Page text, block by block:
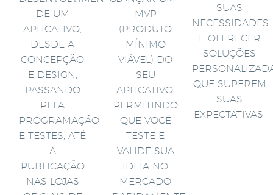
DE UM
APLICATIVO,
DESDE A
CONCEPÇÃO
E DESIGN,
PASSANDO
PELA
PROGRAMAÇÃO
E TESTES, ATÉ
A
PUBLICAÇÃO
NAS LOJAS
MVP
(PRODUTO
MÍNIMO
VIÁVEL) DO
SEU
APLICATIVO,
PERMITINDO
QUE VOCÊ
TESTE E
VALIDE SUA
IDEIA NO
MERCADO
SUAS
NECESSIDADES
E OFERECER
SOLUÇÕES
QUE SUPEREM
SUAS
EXPECTATIVAS.